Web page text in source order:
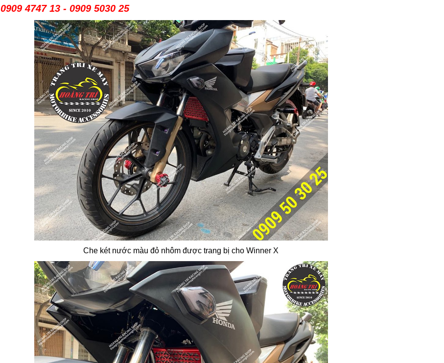
0909 4747 13 - 0909 5030 25
Che két nước màu đỏ nhôm được trang bị cho Winner X